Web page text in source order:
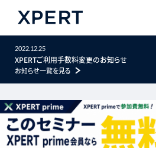
2022.12.25
XPERTご利用手数料変更のお知らせ
お知らせ一覧を見る